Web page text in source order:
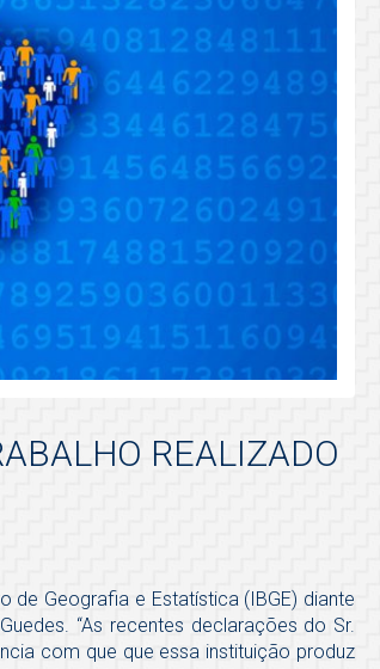
REALIZADO
de Geografia e Estatística (IBGE) diante
“As recentes declarações do Sr.
com que que essa instituição produz